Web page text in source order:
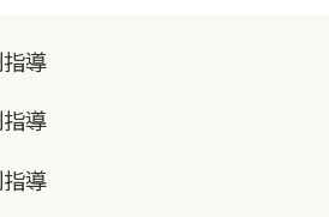
導
導
導